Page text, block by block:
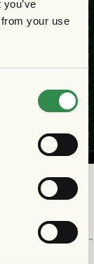
your use
ditt besök på
Nordsjælland i
på torsdag